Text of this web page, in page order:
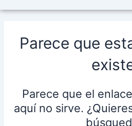
Parece que
Parece que el
aquí no sirve.